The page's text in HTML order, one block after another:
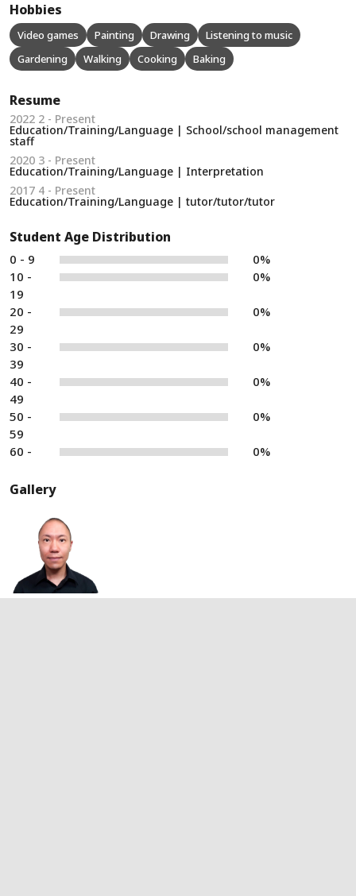
Hobbies
Video games Painting Drawing
Listening to music
Gardening
Walking Cooking Baking
Resume
2022 2 - Present
Education/Training/Language | School/school management
staff
2020 3 - Present
Education/Training/Language | Interpretation
2017 4 - Present
Education/Training/Language | tutor/tutor/tutor
Student Age Distribution
0 - 9
0%
10 -
19
0%
20 -
29
0%
30 -
39
0%
40 -
49
0%
50 -
59
0%
60 - 0%
Gallery